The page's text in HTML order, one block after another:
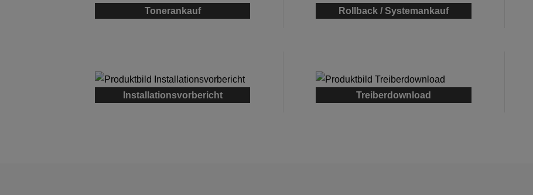
Tonerankauf Rollback / Systemankauf
Installationsvorbericht Treiberdownload